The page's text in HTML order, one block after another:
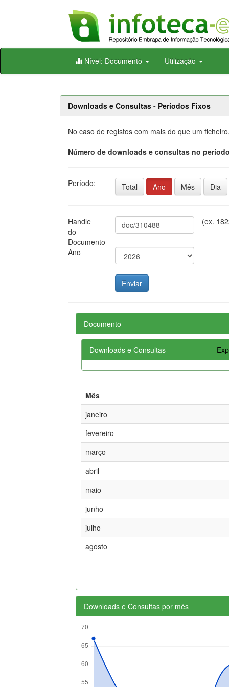
Skip
Nível: Documento Utilização
Downloads e Consultas - Períodos Fixos
No caso de registos com mais do que um
Número de downloads e consultas no
Período: Total Ano Mês Dia
Handle
do
Documento
(ex.
Ano
Documento
Downloads e Consultas
Mês
janeiro
fevereiro
março
abril
maio
junho
julho
agosto
Downloads e Consultas por mês